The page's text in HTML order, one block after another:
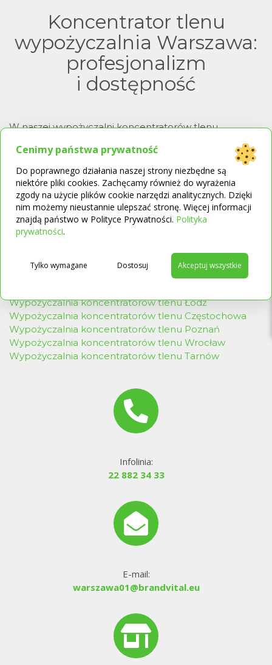
Koncentrator tlenu
wypożyczalnia Warszawa:
profesjonalizm
i dostępność
W naszej wypożyczalni koncentratorów tlenu
klienta. Oferujemy urządzenia renomowanych firm
oraz zapewniamy szybką dostawę. Skontaktuj się
z nami, aby poznać szczegóły oferty.
Wypożyczalnia koncentratorów tlenu Bytom
Wypożyczalnia koncentratorów tlenu Gdynia
Wypożyczalnia koncentratorów tlenu Łódź
Wypożyczalnia koncentratorów tlenu Częstochowa
Wypożyczalnia koncentratorów tlenu Poznań
Wypożyczalnia koncentratorów tlenu Wrocław
Wypożyczalnia koncentratorów tlenu Tarnów
Infolinia:
22 882 34 33
E-mail:
warszawa01@brandvital.eu
Cenimy państwa prywatność
Do poprawnego działania naszej strony niezbędne są
niektóre pliki cookies. Zachęcamy również do wyrażenia
zgody na użycie plików cookie narzędzi analitycznych. Dzięki
nim możemy nieustannie ulepszać stronę. Więcej informacji
znajdą państwo w Polityce Prywatności. Polityka
prywatności.
Dostosuj
Tylko wymagane Akceptuj wszystkie
To